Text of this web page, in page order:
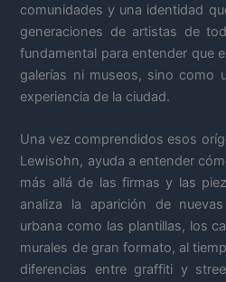
comunidades y una identidad
generaciones de artistas de
fundamental para entender que
galerías ni museos, sino como
experiencia de la ciudad.
Una vez comprendidos esos
Lewisohn, ayuda a entender
más allá de las firmas y las
analiza la aparición de
urbana como las plantillas, los
murales de gran formato, al
diferencias entre graffiti y